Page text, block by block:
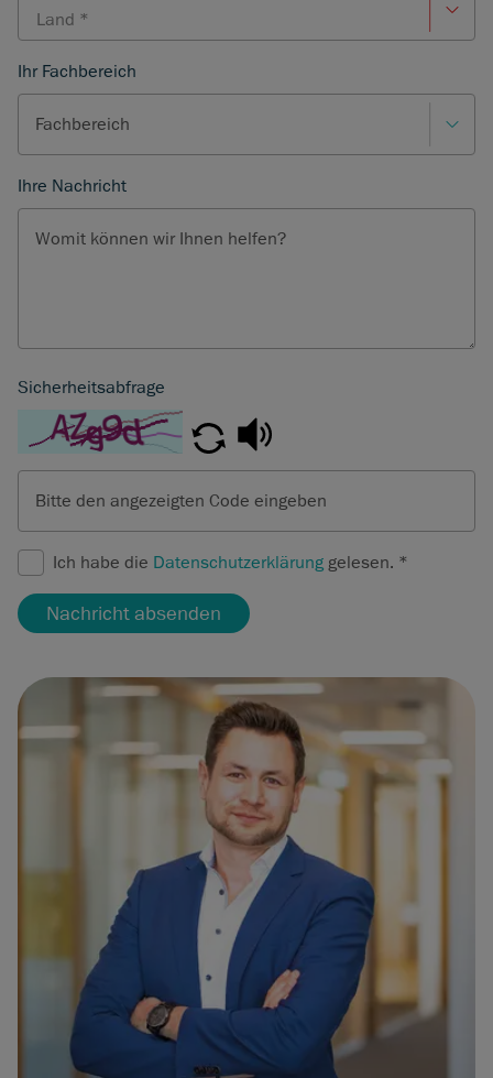
Ihr Fachbereich
Fachbereich
Ihre Nachricht
Womit können wir Ihnen helfen?
Sicherheitsabfrage
Bitte den angezeigten Code eingeben
Ich habe die Datenschutzerklärung gelesen. *
Nachricht absenden